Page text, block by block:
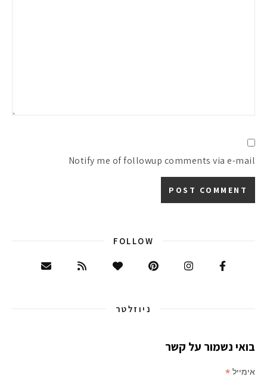
Notify me of followup comments via e-mail
FOLLOW
ניוזלטר
בואי נשמור על קשר
אימייל *